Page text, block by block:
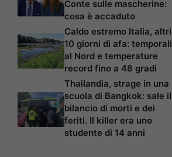
Conte sulle mascherine:
cosa è accaduto
Caldo estremo Italia, altri
10 giorni di afa: temporali
al Nord e temperature
record fino a 48 gradi
Thailandia, strage in una
scuola di Bangkok: sale il
bilancio di morti e dei
feriti. Il killer era uno
studente di 14 anni